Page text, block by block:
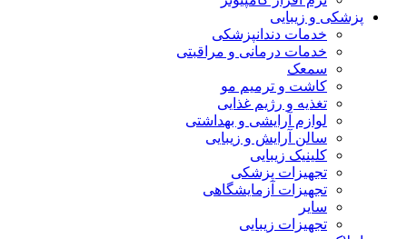
پزشکی و زیبایی
خدمات دندانپزشکی
خدمات درمانی و مراقبتی
سمعک
کاشت و ترمیم مو
تغذیه و رژیم غذایی
لوازم آرایشی و بهداشتی
سالن آرایش و زیبایی
کلینیک زیبایی
تجهیزات پزشکی
تجهیزات آزمایشگاهی
سایر
تجهیزات زیبایی